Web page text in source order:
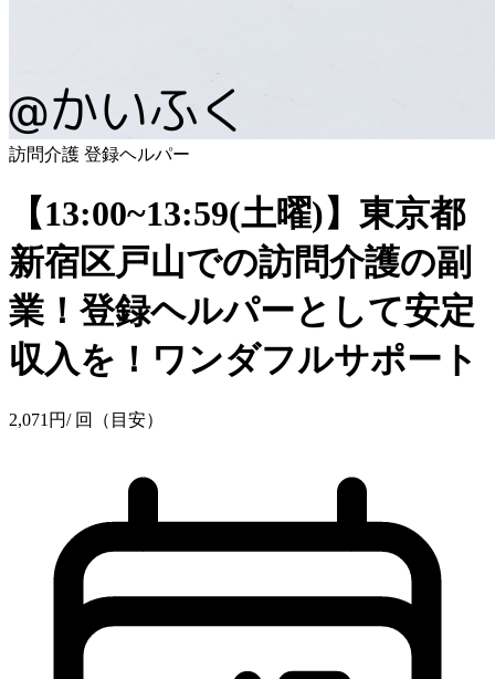
訪問介護 登録ヘルパー
【13:00~13:59(土曜)】東京都
新宿区戸山での訪問介護の副
業！登録ヘルパーとして安定
収入を！ワンダフルサポート
2,071 円/ 回（目安）